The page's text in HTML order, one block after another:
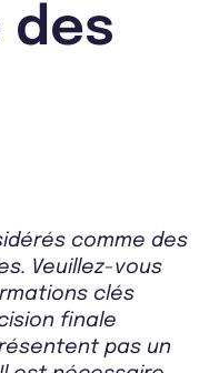
des
comme des
Veuillez-vous
clés
finale
pas un